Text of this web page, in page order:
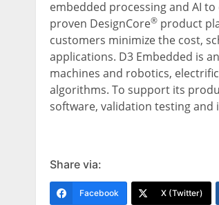
embedded processing and AI
proven DesignCore® product
customers minimize the cost,
applications. D3 Embedded is
machines and robotics,
algorithms. To support its
software, validation testing and
Share via:
Facebook X (Twitter)